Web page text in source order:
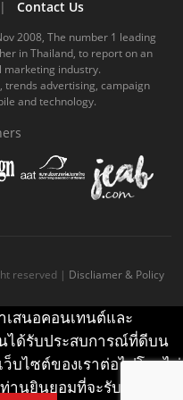
g
r
a
.
k
.
c
m
Contact Us
2008, The number 1 leading
in Thailand, to report on an
industry.
trends advertising, campaign
and technology.
reserved | Discliamer & Policy
เสนอคอนเทนต์และ
ได้รับประสบการณ์ที่ดีบน
บไซต์ของเราต่อไปโดยไม่
านยินยอมที่จะรับคุกกี้บน